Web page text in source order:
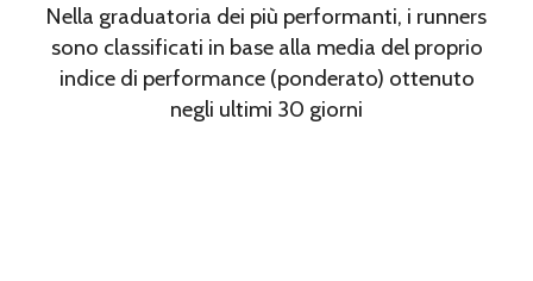
Nella graduatoria dei più performanti, i runners
sono classificati in base alla media del proprio
indice di performance (ponderato) ottenuto
negli ultimi 30 giorni